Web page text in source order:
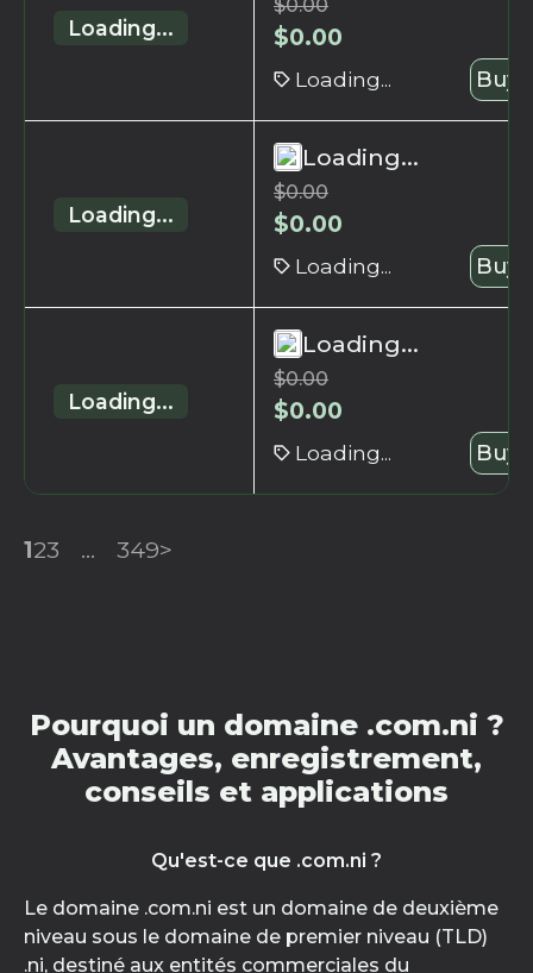
Loading...
$0.00
$0.00
Loading... Buy
Loading...
Loading...
$0.00
$0.00
Loading... Buy
Loading...
Loading...
$0.00
$0.00
Loading... Buy
123 ... 349>
Pourquoi un domaine .com.ni ?
Avantages, enregistrement,
conseils et applications
Qu'est-ce que .com.ni ?
Le domaine .com.ni est un domaine de deuxième
niveau sous le domaine de premier niveau (TLD)
.ni, destiné aux entités commerciales du